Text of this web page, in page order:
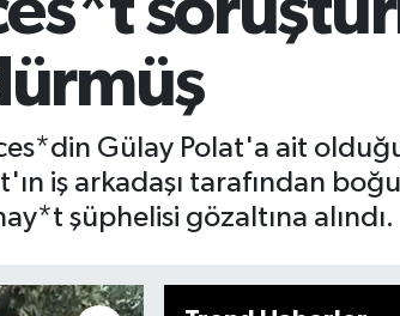
Gülay Polat'a ait
iş arkadaşı tarafından
şüphelisi gözaltına alındı.